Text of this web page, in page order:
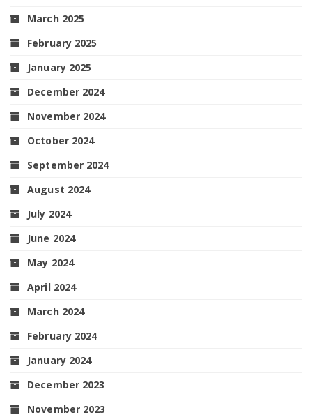
March 2025
February 2025
January 2025
December 2024
November 2024
October 2024
September 2024
August 2024
July 2024
June 2024
May 2024
April 2024
March 2024
February 2024
January 2024
December 2023
November 2023